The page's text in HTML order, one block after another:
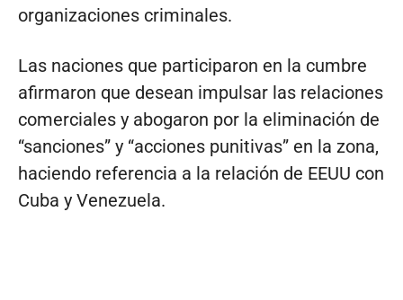
organizaciones criminales.
Las naciones que participaron en la cumbre
afirmaron que desean impulsar las relaciones
comerciales y abogaron por la eliminación de
“sanciones” y “acciones punitivas” en la zona,
haciendo referencia a la relación de EEUU con
Cuba y Venezuela.